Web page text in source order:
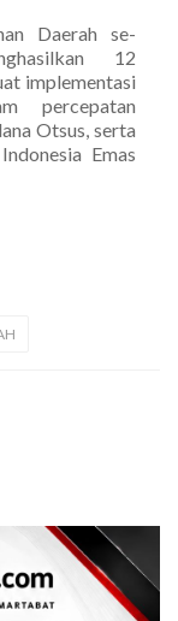
Daerah se-
12
implementasi
percepatan
Otsus, serta
Emas